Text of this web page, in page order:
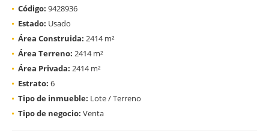
Código: 9428936
Estado: Usado
Área Construida: 2414 m²
Área Terreno: 2414 m²
Área Privada: 2414 m²
Estrato: 6
Tipo de inmueble: Lote / Terreno
Tipo de negocio: Venta